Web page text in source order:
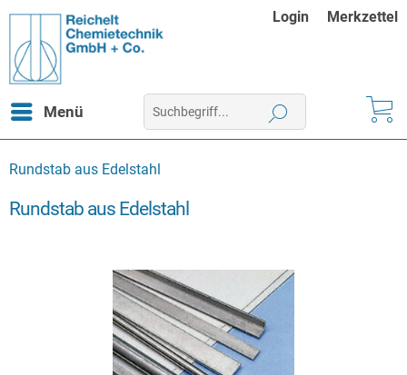
Login Merkzettel
Menü
Rundstab aus Edelstahl
Rundstab aus Edelstahl